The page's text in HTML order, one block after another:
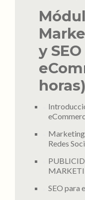
y
horas)
Marketing
Redes
SEO para